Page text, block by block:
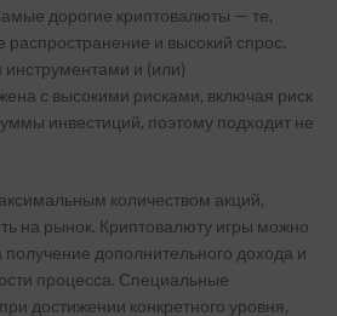
дорогие криптовалюты — те,
и высокий спрос.
и (или)
с высокими рисками, включая риск
инвестиций, поэтому подходит не
количеством акций,
на рынок. Криптовалюту игры можно
дополнительного дохода и
процесса. Специальные
достижении конкретного уровня,